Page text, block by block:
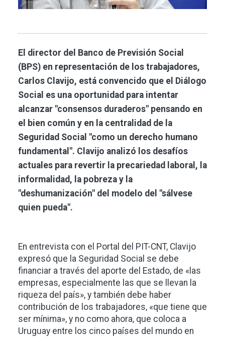
El director del Banco de Previsión Social
(BPS) en representación de los trabajadores,
Carlos Clavijo, está convencido que el Diálogo
Social es una oportunidad para intentar
alcanzar "consensos duraderos" pensando en
el bien común y en la centralidad de la
Seguridad Social "como un derecho humano
fundamental". Clavijo analizó los desafíos
actuales para revertir la precariedad laboral, la
informalidad, la pobreza y la
"deshumanización" del modelo del "sálvese
quien pueda".
En entrevista con el Portal del PIT-CNT, Clavijo
expresó que la Seguridad Social se debe
financiar a través del aporte del Estado, de «las
empresas, especialmente las que se llevan la
riqueza del país», y también debe haber
contribución de los trabajadores, «que tiene que
ser mínima», y no como ahora, que coloca a
Uruguay entre los cinco países del mundo en